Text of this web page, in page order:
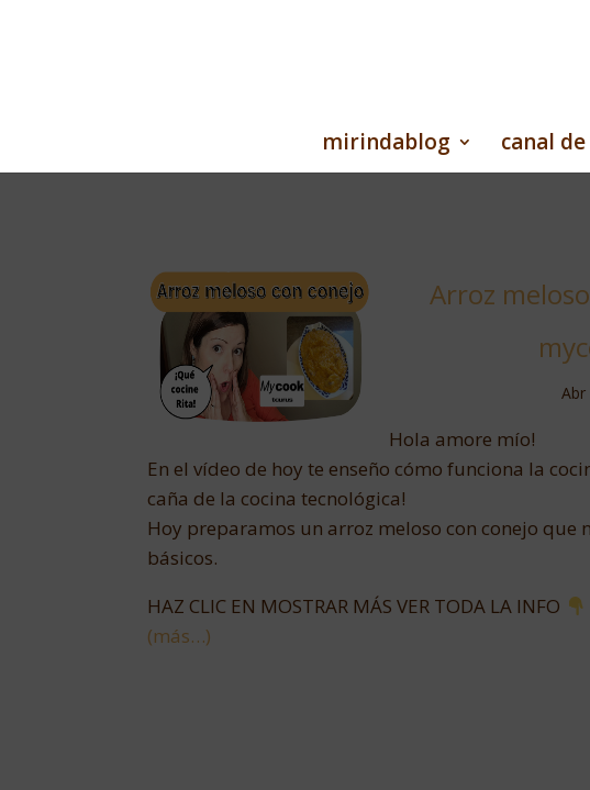
mirindablog canal
Arroz
Abr
Hola amore mío!
En el vídeo de hoy te enseño cómo funciona la
caña de la cocina tecnológica!
Hoy preparamos un arroz meloso con conejo que
básicos.
HAZ CLIC EN MOSTRAR MÁS VER TODA LA INFO
(más…)